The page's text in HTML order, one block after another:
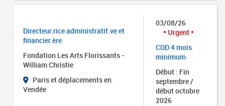
Directeur.rice administratif.ve et
financier.ère
Fondation Les Arts Florissants -
William Christie
Paris et déplacements en
Vendée
03/08/26
Urgent
CDD 4 mois
minimum
Début : Fin
septembre /
début octobre
2026